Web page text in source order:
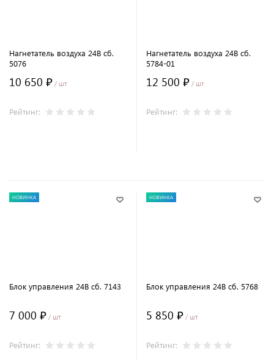
Нагнетатель воздуха 24В сб.
5076
10 650 ₽ / шт
Рейтинг:
Нагнетатель воздуха 24В сб.
5784-01
12 500 ₽ / шт
Рейтинг:
НОВИНКА
Блок управления 24В сб. 7143
7 000 ₽ / шт
Рейтинг:
НОВИНКА
Блок управления 24В сб. 5768
5 850 ₽ / шт
Рейтинг: